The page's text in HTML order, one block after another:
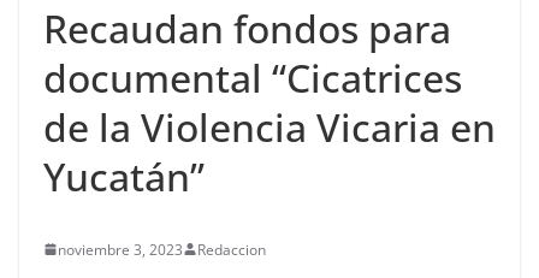
Recaudan fondos para
documental “Cicatrices
de la Violencia Vicaria en
Yucatán”
noviembre 3, 2023 Redaccion